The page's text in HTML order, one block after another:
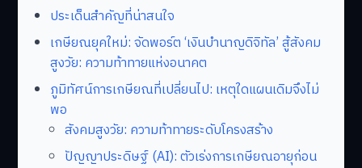
ประเด็นสำคัญที่น่าสนใจ
เกษียณยุคใหม่: จัดพอร์ต ‘เงินบำนาญดิจิทัล’ สู้สังคม
สูงวัย: ความท้าทายแห่งอนาคต
ภูมิทัศน์การเกษียณที่เปลี่ยนไป: เหตุใดแผนเดิมจึงไม่
พอ
สังคมสูงวัย: ความท้าทายระดับโครงสร้าง
ปัญญาประดิษฐ์ (AI): ตัวเร่งการเกษียณอายุก่อน